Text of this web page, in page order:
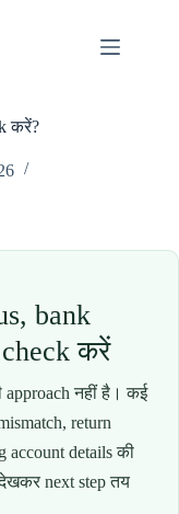
करें?
bank
करें
नहीं है। कई
return
account details की
next step तय